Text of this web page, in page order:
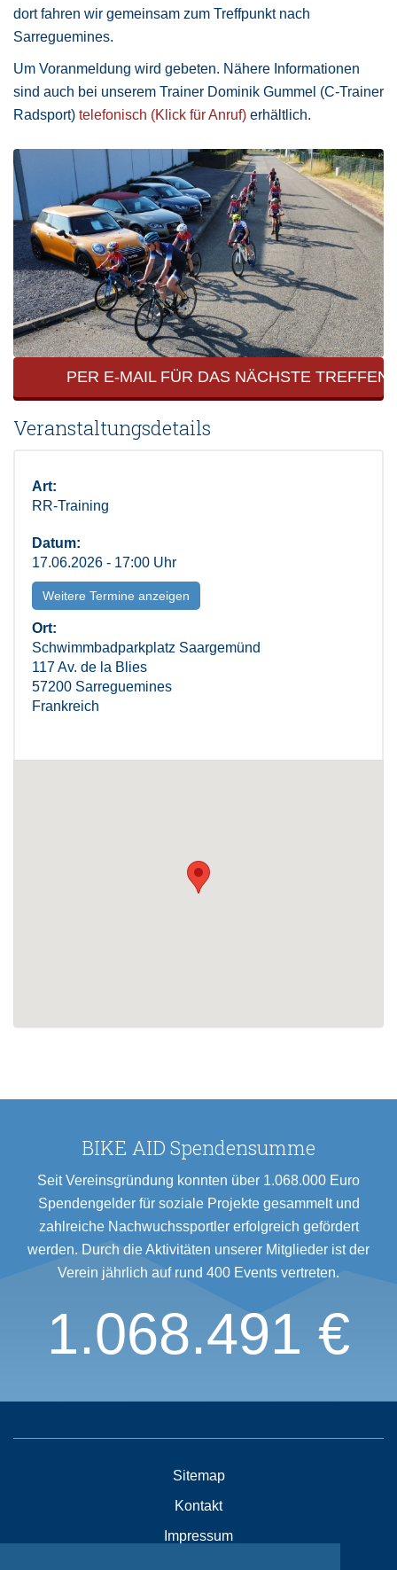
dort fahren wir gemeinsam zum Treffpunkt nach
Sarreguemines.
Um Voranmeldung wird gebeten. Nähere Informationen
sind auch bei unserem Trainer Dominik Gummel (C-Trainer
Radsport) telefonisch (Klick für Anruf) erhältlich.
PER E-MAIL FÜR DAS NÄCHSTE TREFFEN
Veranstaltungsdetails
Art:
RR-Training
Datum:
17.06.2026 - 17:00 Uhr
Weitere Termine anzeigen
Ort:
Schwimmbadparkplatz Saargemünd
117 Av. de la Blies
57200 Sarreguemines
Frankreich
BIKE AID Spendensumme
Seit Vereinsgründung konnten über 1.068.000 Euro
Spendengelder für soziale Projekte gesammelt und
zahlreiche Nachwuchssportler erfolgreich gefördert
werden. Durch die Aktivitäten unserer Mitglieder ist der
Verein jährlich auf rund 400 Events vertreten.
1.068.491 €
Sitemap
Kontakt
Impressum